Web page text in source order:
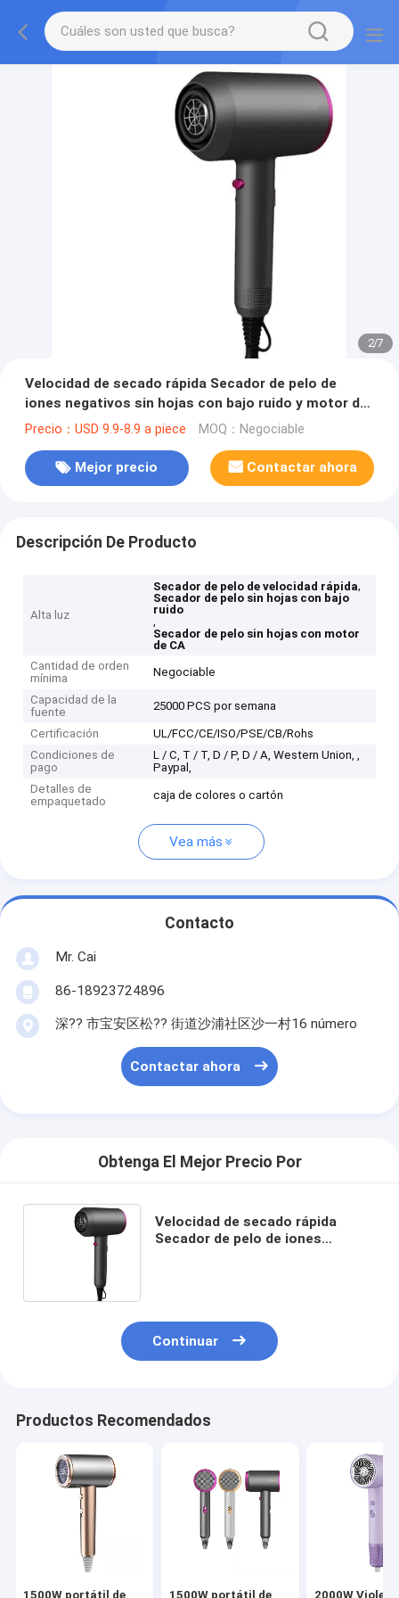
2/7
Velocidad de secado rápida Secador de pelo de
iones negativos sin hojas con bajo ruido y motor de
CA
Precio：USD 9.9-8.9 a piece MOQ：Negociable
Mejor precio Contactar ahora
Descripción De Producto
Alta luz
Secador de pelo de velocidad rápida,
Secador de pelo sin hojas con bajo
ruido
,
Secador de pelo sin hojas con motor
de CA
Cantidad de orden
mínima
Negociable
Capacidad de la
fuente
25000 PCS por semana
Certificación
UL/FCC/CE/ISO/PSE/CB/Rohs
Condiciones de
pago
L / C, T / T, D / P, D / A, Western Union, ,
Paypal,
Detalles de
empaquetado
caja de colores o cartón
Vea más
Contacto
Mr. Cai
86-18923724896
深?? 市宝安区松?? 街道沙浦社区沙一村16 número
Contactar ahora
Obtenga El Mejor Precio Por
Velocidad de secado rápida
Secador de pelo de iones
Continuar
Productos Recomendados
1500W portátil de 1500W portátil de 2000W